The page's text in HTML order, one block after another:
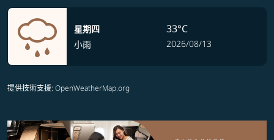
星期四
小雨
33°C
2026/08/13
提供技術支援: OpenWeatherMap.org